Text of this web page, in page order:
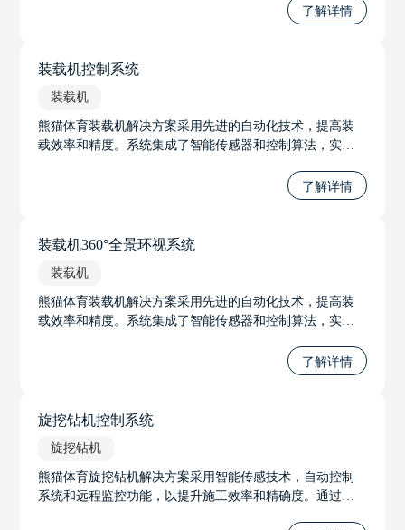
监控装载机状态，系统可预测并预防故障，提高设备可靠
了解详情
装载机控制系统
装载机
熊猫体育装载机解决方案采用先进的自动化技术，提高装
载效率和精度。系统集成了智能传感器和控制算法，实现
监控装载机状态，系统可预测并预防故障，提高设备可靠
了解详情
装载机360°全景环视系统
装载机
熊猫体育装载机解决方案采用先进的自动化技术，提高装
载效率和精度。系统集成了智能传感器和控制算法，实现
监控装载机状态，系统可预测并预防故障，提高设备可靠
了解详情
旋挖钻机控制系统
旋挖钻机
熊猫体育旋挖钻机解决方案采用智能传感技术，自动控制
系统和远程监控功能，以提升施工效率和精确度。通过高